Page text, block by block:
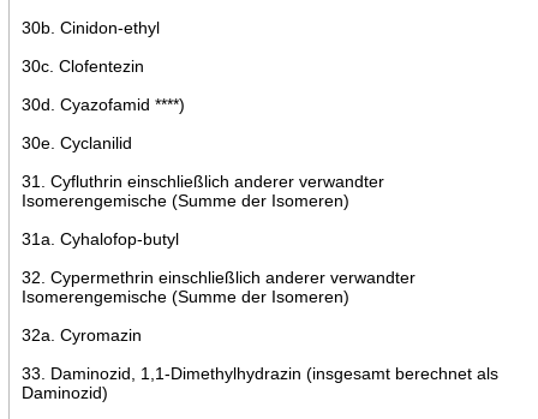
30b. Cinidon-ethyl
30c. Clofentezin
30d. Cyazofamid ****)
30e. Cyclanilid
31. Cyfluthrin einschließlich anderer verwandter
Isomerengemische (Summe der Isomeren)
31a. Cyhalofop-butyl
32. Cypermethrin einschließlich anderer verwandter
Isomerengemische (Summe der Isomeren)
32a. Cyromazin
33. Daminozid, 1,1-Dimethylhydrazin (insgesamt berechnet als
Daminozid)